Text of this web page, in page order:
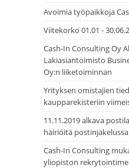
Avoimia työpaikkoja
Viitekorko 01.01 -
Cash-In Consulting Oy
Lakiasiantoimisto
Oy:n liiketoiminnan
Yrityksen omistajien
kaupparekisteriin
11.11.2019 alkava
häiriöitä postinjakelussa
Cash-In Consulting
yliopiston